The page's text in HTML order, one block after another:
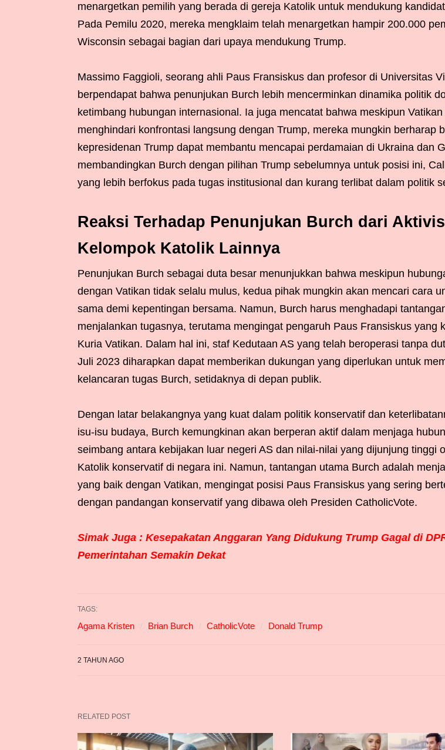
menargetkan pemilih yang berada di gereja Katolik untuk mendukung
Pada Pemilu 2020, mereka mengklaim telah menargetkan hampir 200.000
Wisconsin sebagai bagian dari upaya mendukung Trump.
Massimo Faggioli, seorang ahli Paus Fransiskus dan profesor di Universitas
berpendapat bahwa penunjukan Burch lebih mencerminkan dinamika politik
ketimbang hubungan internasional. Ia juga mencatat bahwa meskipun
menghindari konfrontasi langsung dengan Trump, mereka mungkin berharap
kepresidenan Trump dapat membantu mencapai perdamaian di Ukraina dan
membandingkan Burch dengan pilihan Trump sebelumnya untuk posisi ini,
yang lebih berfokus pada tugas institusional dan kurang terlibat dalam politik
Reaksi Terhadap Penunjukan Burch dari
Kelompok Katolik Lainnya
Penunjukan Burch sebagai duta besar menunjukkan bahwa meskipun
dengan Vatikan tidak selalu mulus, kedua pihak mungkin akan mencari cara
sama demi kepentingan bersama. Namun, Burch harus menghadapi
menjalankan tugasnya, terutama mengingat pengaruh Paus Fransiskus yang
Kuria Vatikan. Dalam hal ini, staf Kedutaan AS yang telah beroperasi tanpa
Juli 2023 diharapkan dapat memberikan dukungan yang diperlukan untuk
kelancaran tugas Burch, setidaknya di depan publik.
Dengan latar belakangnya yang kuat dalam politik konservatif dan
isu-isu budaya, Burch kemungkinan akan berperan aktif dalam menjaga
seimbang antara kebijakan luar negeri AS dan nilai-nilai yang dijunjung tinggi
Katolik konservatif di negara ini. Namun, tantangan utama Burch adalah
yang baik dengan Vatikan, mengingat posisi Paus Fransiskus yang sering
dengan pandangan konservatif yang dibawa oleh Presiden CatholicVote.
Simak Juga : Kesepakatan Anggaran Yang Didukung Trump Gagal di
Pemerintahan Semakin Dekat
TAGS:
Agama Kristen Brian Burch CatholicVote Donald Trump
2 TAHUN AGO
RELATED POST